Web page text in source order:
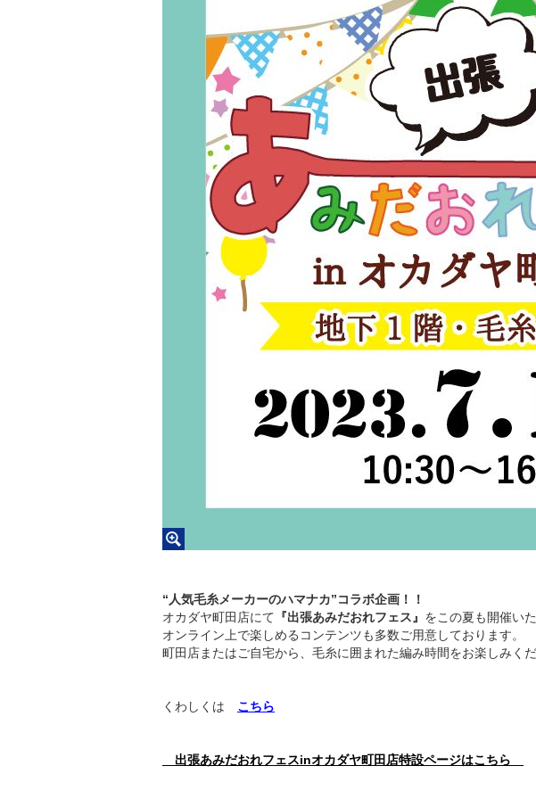
“人気毛糸メーカーのハマナカ”コラボ企画！！
オカダヤ町田店にて 『出張あみだおれフェス』 をこの夏も開催い
オンライン上で楽しめるコンテンツも多数ご用意しております。
町田店またはご自宅から、毛糸に囲まれた編み時間をお楽しみく
くわしくは こちら
出張あみだおれフェスinオカダヤ町田店特設ページはこちら